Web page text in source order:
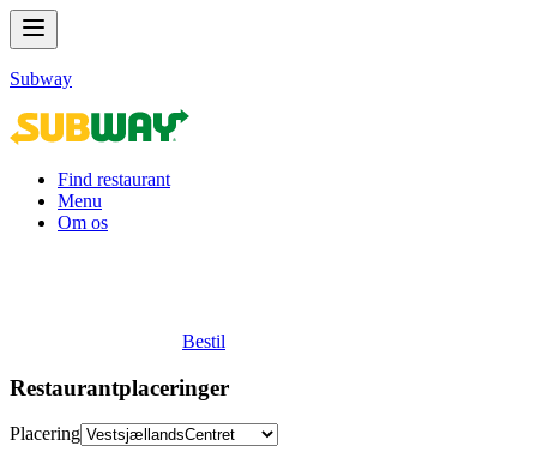
Subway
Find restaurant
Menu
Om os
Bestil
Restaurantplaceringer
Placering